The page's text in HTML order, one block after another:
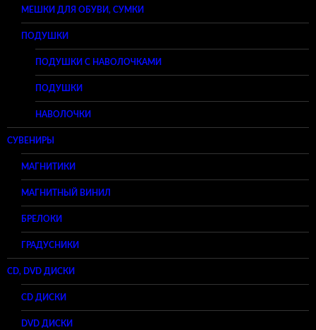
МЕШКИ ДЛЯ ОБУВИ, СУМКИ
ПОДУШКИ
ПОДУШКИ С НАВОЛОЧКАМИ
ПОДУШКИ
НАВОЛОЧКИ
СУВЕНИРЫ
МАГНИТИКИ
МАГНИТНЫЙ ВИНИЛ
БРЕЛОКИ
ГРАДУСНИКИ
CD, DVD ДИСКИ
CD ДИСКИ
DVD ДИСКИ